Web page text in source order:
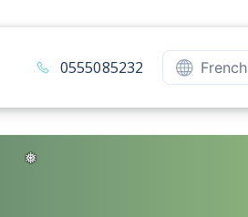
0555085232 French